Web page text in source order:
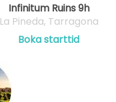
Infinitum Ruins 9h
La Pineda, Tarragona
Boka starttid